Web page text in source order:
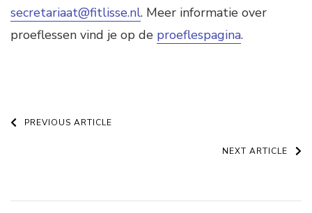
secretariaat@fitlisse.nl. Meer informatie over
proeflessen vind je op de proeflespagina.
Post
PREVIOUS ARTICLE
NEXT ARTICLE